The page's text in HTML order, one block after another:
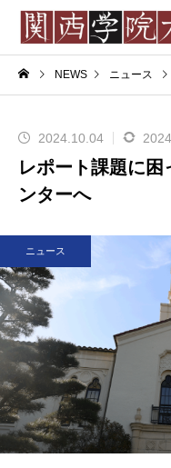
NEWS ニュース
2024.10.04
レポート課題に
ンターへ
ニュース